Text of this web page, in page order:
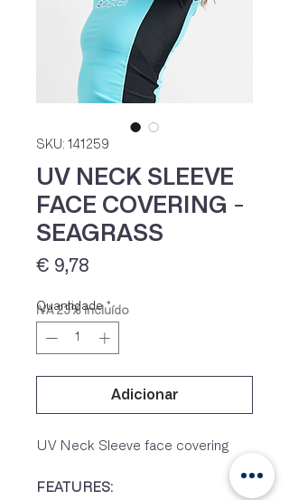
IVA 23% incluído
SKU: 141259
UV NECK SLEEVE
FACE COVERING -
SEAGRASS
€ 9,78
Quantidade *
Adicionar
UV Neck Sleeve face covering
FEATURES: